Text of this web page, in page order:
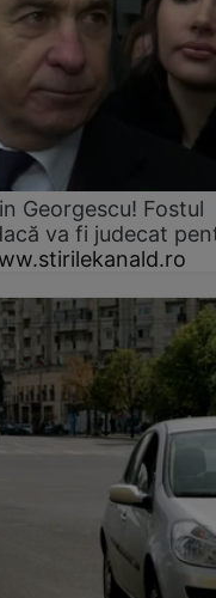
Georgescu! Fostul
va fi judecat